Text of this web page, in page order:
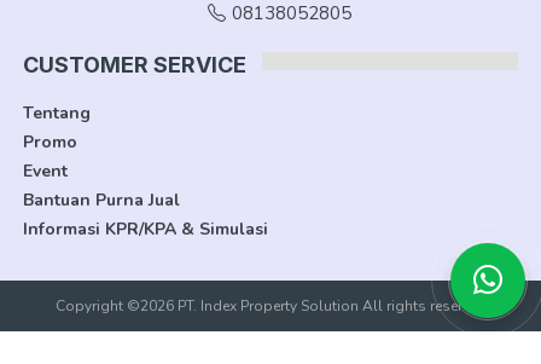
08138052805
CUSTOMER SERVICE
Tentang
Promo
Event
Bantuan Purna Jual
Informasi KPR/KPA & Simulasi
Copyright ©2026 PT. Index Property Solution All rights reserved